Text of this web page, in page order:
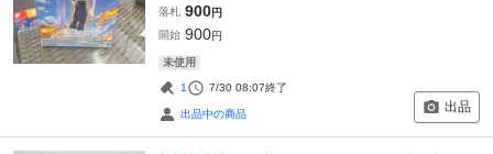
落札 900円
開始 900円
未使用
1 7/30 08:07終了
出品中の商品 出品